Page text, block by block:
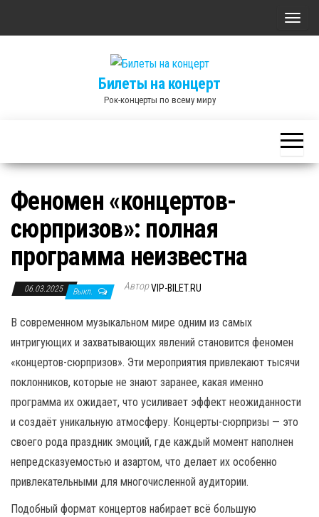
П
т
ь
а
в
г
а
ц
Билеты на концерт
Рок-концерты по всему миру
Феномен «концертов-
сюрпризов»: полная
программа неизвестна
06.03.2025 Выкл. АвторVIP-BILET.RU
В современном музыкальном мире одним из самых
интригующих и захватывающих явлений становится феномен
«концертов-сюрпризов». Эти мероприятия привлекают тысячи
поклонников, которые не знают заранее, какая именно
программа их ожидает, что усиливает эффект неожиданности
и создаёт уникальную атмосферу. Концерты-сюрпризы — это
своего рода праздник эмоций, где каждый момент наполнен
непредсказуемостью и азартом, что делает их особенно
привлекательными для многочисленной аудитории.
Подобный формат концертов набирает всё большую